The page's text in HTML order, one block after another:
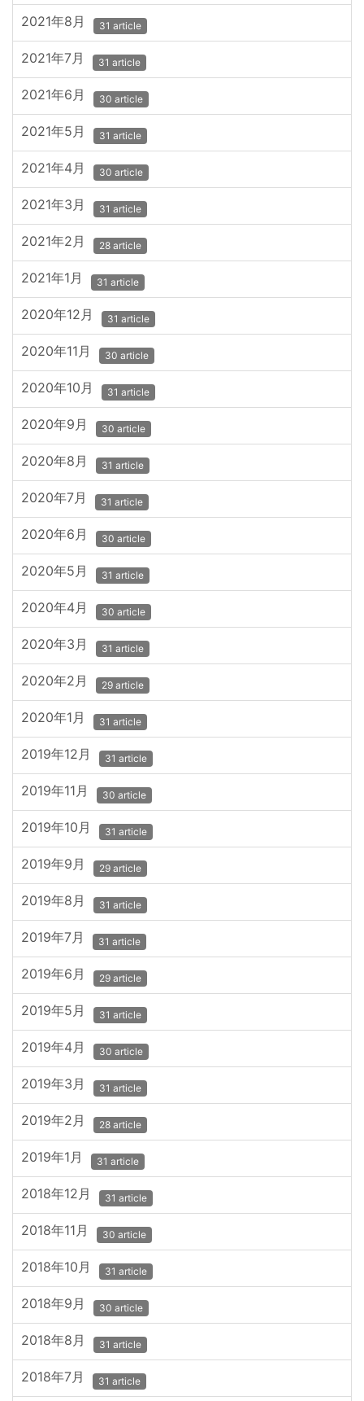
2021年8月 31 article
2021年7月 31 article
2021年6月 30 article
2021年5月 31 article
2021年4月 30 article
2021年3月 31 article
2021年2月 28 article
2021年1月 31 article
2020年12月 31 article
2020年11月 30 article
2020年10月 31 article
2020年9月 30 article
2020年8月 31 article
2020年7月 31 article
2020年6月 30 article
2020年5月 31 article
2020年4月 30 article
2020年3月 31 article
2020年2月 29 article
2020年1月 31 article
2019年12月 31 article
2019年11月 30 article
2019年10月 31 article
2019年9月 29 article
2019年8月 31 article
2019年7月 31 article
2019年6月 29 article
2019年5月 31 article
2019年4月 30 article
2019年3月 31 article
2019年2月 28 article
2019年1月 31 article
2018年12月 31 article
2018年11月 30 article
2018年10月 31 article
2018年9月 30 article
2018年8月 31 article
2018年7月 31 article